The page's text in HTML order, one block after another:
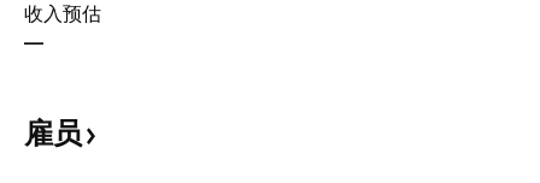
收入预估
—
雇员